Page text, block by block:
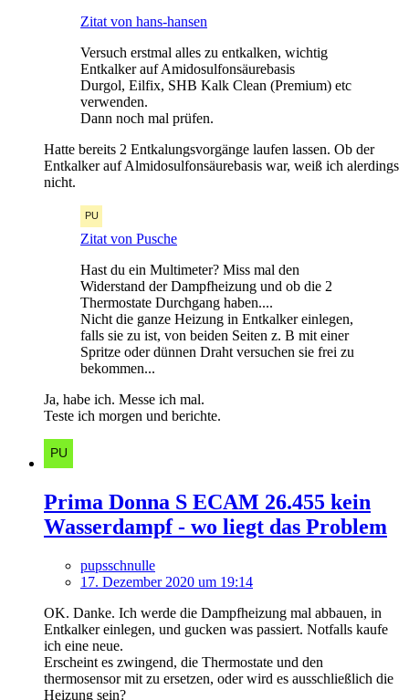
Zitat von hans-hansen
Versuch erstmal alles zu entkalken, wichtig
Entkalker auf Amidosulfonsäurebasis
Durgol, Eilfix, SHB Kalk Clean (Premium) etc
verwenden.
Dann noch mal prüfen.
Hatte bereits 2 Entkalungsvorgänge laufen lassen. Ob der
Entkalker auf Almidosulfonsäurebasis war, weiß ich alerdings
nicht.
Zitat von Pusche
Hast du ein Multimeter? Miss mal den
Widerstand der Dampfheizung und ob die 2
Thermostate Durchgang haben....
Nicht die ganze Heizung in Entkalker einlegen,
falls sie zu ist, von beiden Seiten z. B mit einer
Spritze oder dünnen Draht versuchen sie frei zu
bekommen...
Ja, habe ich. Messe ich mal.
Teste ich morgen und berichte.
Prima Donna S ECAM 26.455 kein
Wasserdampf - wo liegt das Problem
pupsschnulle
17. Dezember 2020 um 19:14
OK. Danke. Ich werde die Dampfheizung mal abbauen, in
Entkalker einlegen, und gucken was passiert. Notfalls kaufe
ich eine neue.
Erscheint es zwingend, die Thermostate und den
thermosensor mit zu ersetzen, oder wird es ausschließlich die
Heizung sein?